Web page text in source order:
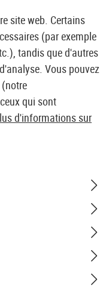
AIRSOFT
AEG Interne
site web. Certains
(par exemple
tandis que d'autres
Vous pouvez
qui sont
d'informations sur